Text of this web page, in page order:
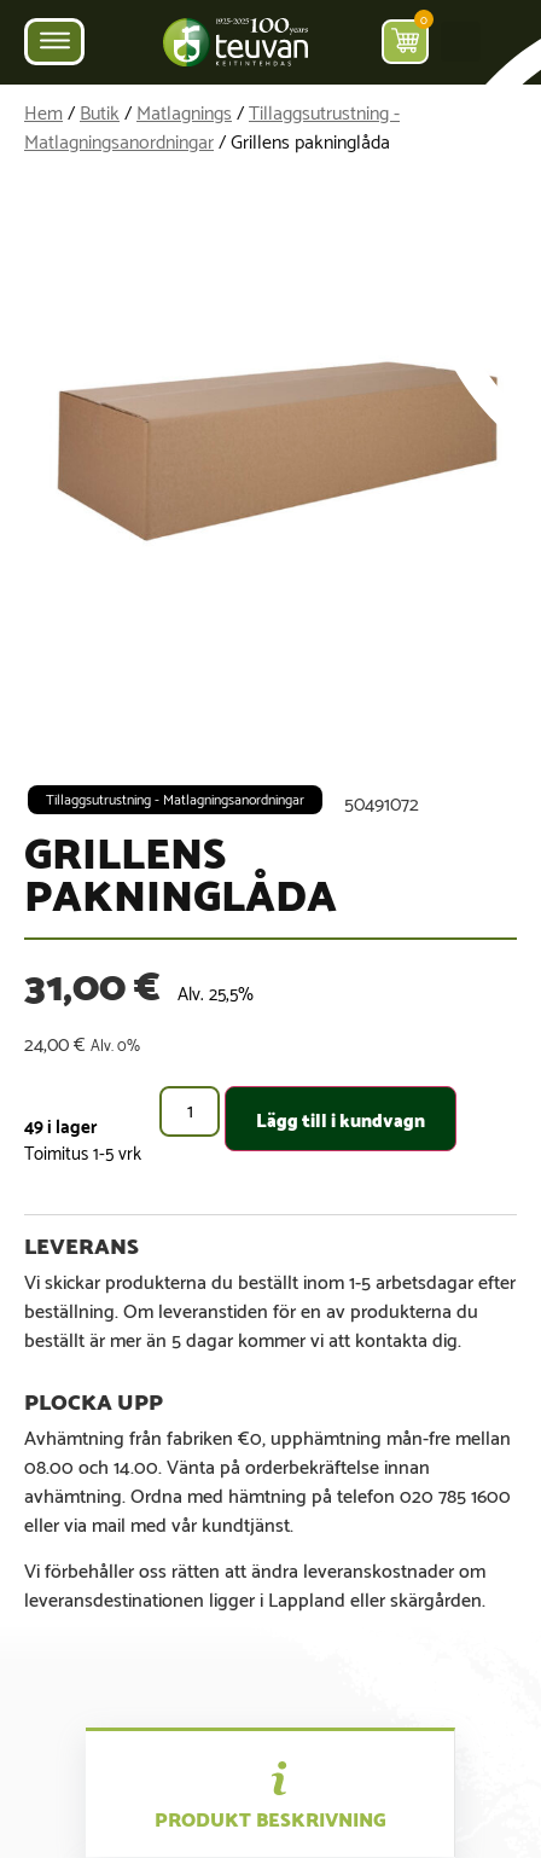
0
Hem/Butik/Matlagnings/Tillaggsutrustning -
Matlagningsanordningar/ Grillens pakninglåda
50491072
Tillaggsutrustning - Matlagningsanordningar
GRILLENS
PAKNINGLÅDA
31,00€ Alv. 25,5%
24,00€ Alv. 0%
49 i lager Lägg till i kundvagn
Vi skickar produkterna du beställt inom 1-5 arbetsdagar efter
beställning. Om leveranstiden för en av produkterna du
beställt är mer än 5 dagar kommer vi att kontakta dig.
Avhämtning från fabriken €0, upphämtning mån-fre mellan
08.00 och 14.00. Vänta på orderbekräftelse innan
avhämtning. Ordna med hämtning på telefon 020 785 1600
eller via mail med vår kundtjänst.
Vi förbehåller oss rätten att ändra leveranskostnader om
leveransdestinationen ligger i Lappland eller skärgården.
PRODUKT BESKRIVNING